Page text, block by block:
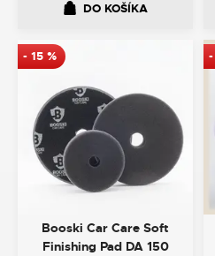
DO KOŠÍKA
- 15 %
Booski Car Care Soft
Finishing Pad DA 150
-